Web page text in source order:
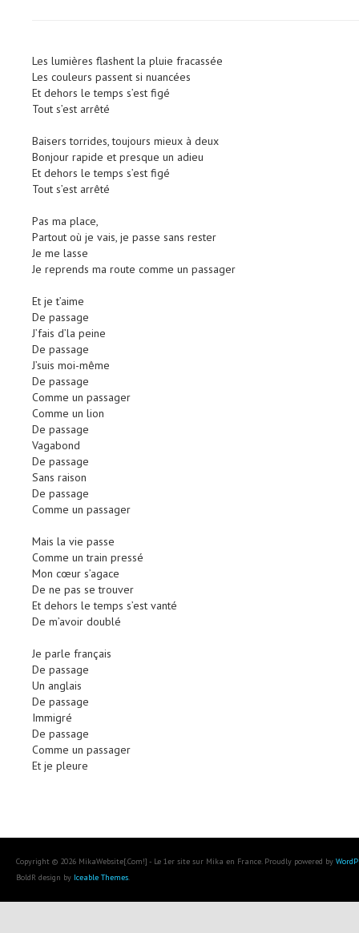
Les lumières flashent la pluie fracassée
Les couleurs passent si nuancées
Et dehors le temps s’est figé
Tout s’est arrêté
Baisers torrides, toujours mieux à deux
Bonjour rapide et presque un adieu
Et dehors le temps s’est figé
Tout s’est arrêté
Pas ma place,
Partout où je vais, je passe sans rester
Je me lasse
Je reprends ma route comme un passager
Et je t’aime
De passage
J’fais d’la peine
De passage
J’suis moi-même
De passage
Comme un passager
Comme un lion
De passage
Vagabond
De passage
Sans raison
De passage
Comme un passager
Mais la vie passe
Comme un train pressé
Mon cœur s’agace
De ne pas se trouver
Et dehors le temps s’est vanté
De m’avoir doublé
Je parle français
De passage
Un anglais
De passage
Immigré
De passage
Comme un passager
Et je pleure
Copyright © 2026 MikaWebsite[.Com!] - Le 1er site sur Mika en France. Proudly powered by
BoldR design by Iceable Themes.